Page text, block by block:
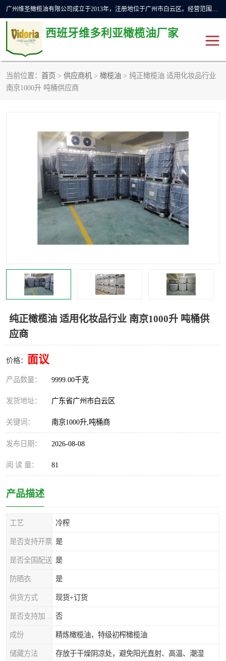
广州维圣橄榄油有限公司成立于2013年，注册地位于广州市白云区。经营范围包括饲料原料销售;畜牧渔业饲料销售;化妆品批发;贸易经纪;食品进出口等，主要产品有：橄榄果渣油，橄榄油，纯橄榄油等。
西班牙维多利亚橄榄油厂家
当前位置： 首页 > 供应商机 > 橄榄油 > 纯正橄榄油 适用化妆品行业
南京1000升 吨桶供应商
纯正橄榄油 适用化妆品行业 南京1000升 吨桶供
应商
价格： 面议
产品数量： 9999.00千克
发货地址： 广东省广州市白云区
关键词： 南京1000升,吨桶商
发布日期： 2026-08-08
阅 读 量： 81
产品描述
工艺 冷榨
是否支持开票 是
是否全国配送 是
防晒衣 是
供货方式 现货+订货
否
成份 精炼橄榄油，特级初榨橄榄油
储藏方法 存放于干燥阴凉处，避免阳光直射、高温、潮湿
橄榄油
橄榄果渣油 精炼橄榄油